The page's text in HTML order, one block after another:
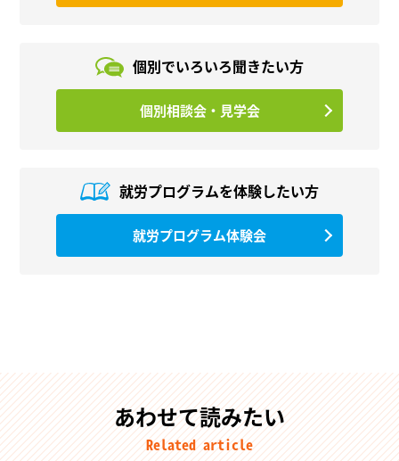
個別でいろいろ聞きたい方
個別相談会・見学会
就労プログラムを体験したい方
就労プログラム体験会
あわせて読みたい
Related article